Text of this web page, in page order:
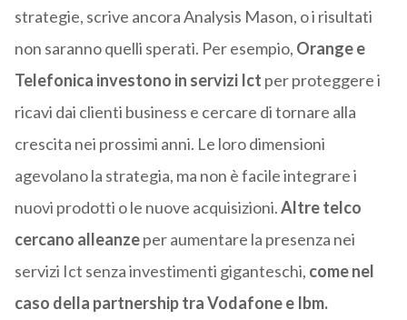
strategie, scrive ancora Analysis Mason, o i risultati
non saranno quelli sperati. Per esempio, Orange e
Telefonica investono in servizi Ict per proteggere i
ricavi dai clienti business e cercare di tornare alla
crescita nei prossimi anni. Le loro dimensioni
agevolano la strategia, ma non è facile integrare i
nuovi prodotti o le nuove acquisizioni.Altre telco
cercano alleanzeper aumentare la presenza nei
servizi Ict senza investimenti giganteschi, come nel
caso della partnership tra Vodafone e Ibm.